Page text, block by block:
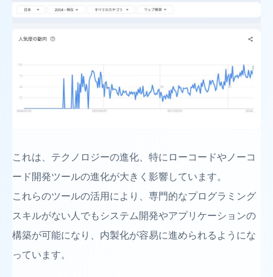
これは、テクノロジーの進化、特にローコードやノーコ
ード開発ツールの進化が大きく影響しています。
これらのツールの活用により、専門的なプログラミング
スキルがない人でもシステム開発やアプリケーションの
構築が可能になり、内製化が容易に進められるようにな
っています。